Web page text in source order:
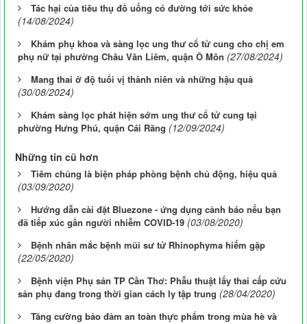
Tác hại của tiêu thụ đồ uống có đường tới sức khỏe
(14/08/2024)
Khám phụ khoa và sàng lọc ung thư cổ tử cung cho chị em
phụ nữ tại phường Châu Văn Liêm, quận Ô Môn (27/08/2024)
Mang thai ở độ tuổi vị thành niên và những hậu quả
(30/08/2024)
Khám sàng lọc phát hiện sớm ung thư cổ tử cung tại
phường Hưng Phú, quận Cái Răng (12/09/2024)
Những tin cũ hơn
Tiêm chủng là biện pháp phòng bệnh chủ động, hiệu quả
(03/09/2020)
Hướng dẫn cài đặt Bluezone - ứng dụng cảnh báo nếu bạn
đã tiếp xúc gần người nhiễm COVID-19 (03/08/2020)
Bệnh nhân mắc bệnh mũi sư tử Rhinophyma hiếm gặp
(22/05/2020)
Bệnh viện Phụ sản TP Cần Thơ: Phẫu thuật lấy thai cấp cứu
sản phụ đang trong thời gian cách ly tập trung (28/04/2020)
Tăng cường bảo đảm an toàn thực phẩm trong mùa hè và